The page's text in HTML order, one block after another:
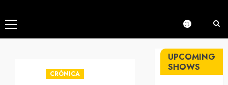
Menú
principal
CRÓNICA
UPCOMING
SHOWS